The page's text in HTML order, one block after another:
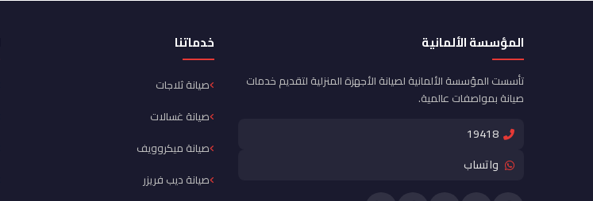
المؤسسة الألمانية
تأسست المؤسسة الألمانية لصيانة الأجهزة المنزلية لتقديم خدمات
صيانة بمواصفات عالمية.
19418
واتساب
خدماتنا
صيانة ثلاجات
صيانة غسالات
صيانة ميكروويف
صيانة ديب فريزر